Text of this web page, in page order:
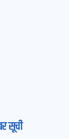
सूची